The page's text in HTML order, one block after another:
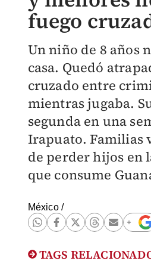
fuego
Un niño de 8 años
casa. Quedó
cruzado entre
mientras jugaba.
segunda en una
Irapuato. Familias
de perder hijos en
que consume
México/
TAGS